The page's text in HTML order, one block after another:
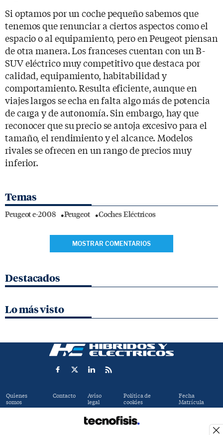
Si optamos por un coche pequeño sabemos que
tenemos que renunciar a ciertos aspectos como el
espacio o al equipamiento, pero en Peugeot piensan
de otra manera. Los franceses cuentan con un B-
SUV eléctrico muy competitivo que destaca por
calidad, equipamiento, habitabilidad y
comportamiento. Resulta eficiente, aunque en
viajes largos se echa en falta algo más de potencia
de carga y de autonomía. Sin embargo, hay que
reconocer que su precio se antoja excesivo para el
tamaño, el rendimiento y el alcance. Modelos
rivales se ofrecen en un rango de precios muy
inferior.
Temas
Peugeot e-2008 Peugeot Coches Eléctricos
MOSTRAR COMENTARIOS
Destacados
Lo más visto
Quienes
somos
Contacto Aviso
legal
Política de
cookies
Fecha
Matrícula